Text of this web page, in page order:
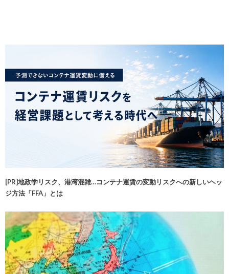
[PR]地政学リスク、港湾混雑…コンテナ運賃の変動リスクへの新しいヘッ
ジ方法「FFA」とは